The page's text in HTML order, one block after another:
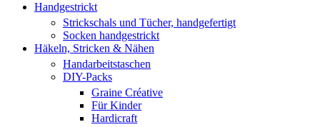
Handgestrickt
Strickschals und Tücher, handgefertigt
Socken handgestrickt
Häkeln, Stricken & Nähen
Handarbeitstaschen
DIY-Packs
Graine Créative
Für Kinder
Hardicraft